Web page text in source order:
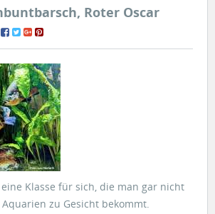
Roter Oscar
Klasse für sich, die man gar nicht
zu Gesicht bekommt.